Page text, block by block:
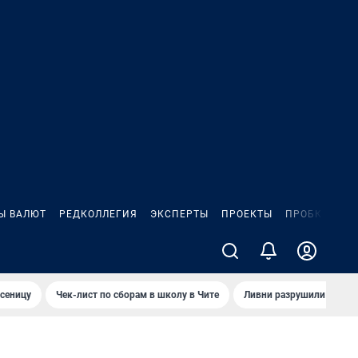
ВАЛЮТ РЕДКОЛЛЕГИЯ ЭКСПЕРТЫ ПРОЕКТЫ ПРОБКИ
Чек-лист по сборам в школу в Чите Ливни разрушили